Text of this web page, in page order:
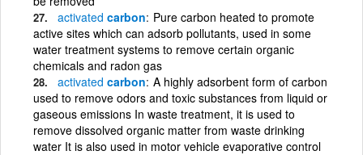
activated carbon Pure carbon heated to promote
active sites which can adsorb pollutants, used in some
water treatment systems to remove certain organic
chemicals and radon gas
activated carbon A highly adsorbent form of carbon
used to remove odors and toxic substances from liquid or
gaseous emissions In waste treatment, it is used to
remove dissolved organic matter from waste drinking
water It is also used in motor vehicle evaporative control